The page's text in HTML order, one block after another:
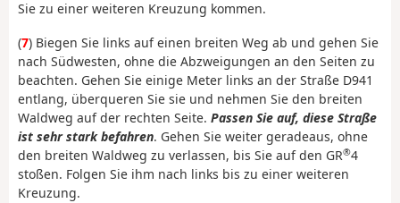
Sie zu einer weiteren Kreuzung kommen.
(7) Biegen Sie links auf einen breiten Weg ab und gehen Sie
nach Südwesten, ohne die Abzweigungen an den Seiten zu
beachten. Gehen Sie einige Meter links an der Straße D941
entlang, überqueren Sie sie und nehmen Sie den breiten
Waldweg auf der rechten Seite. Passen Sie auf, diese Straße
ist sehr stark befahren. Gehen Sie weiter geradeaus, ohne
den breiten Waldweg zu verlassen, bis Sie auf den GR®4
stoßen. Folgen Sie ihm nach links bis zu einer weiteren
Kreuzung.